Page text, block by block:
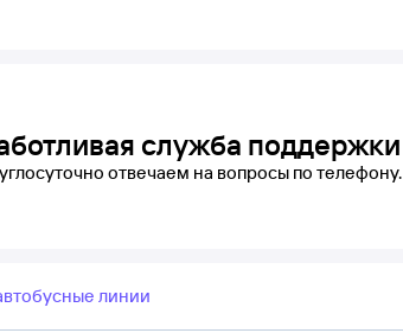
служба поддержки
отвечаем на вопросы по телефону.
линии